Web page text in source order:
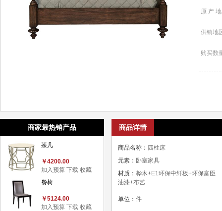
原 产
供销地
购买数
商家最热销产品
茶几
￥4200.00
加入预算 下载 收藏
餐椅
￥5124.00
加入预算 下载 收藏
商品详情
商品名称： 四柱床
元素： 卧室家具
材质： 桦木+E1环保中纤板+环保富臣
油漆+布艺
单位： 件